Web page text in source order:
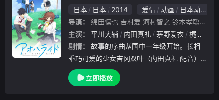
日本 日本 2014 爱情 动画
日本动漫
导演：
绵田慎也 吉村爱 河村智之 铃木孝聪 工藤
主演：
平川大辅 内田真礼 茅野爱衣 梶裕贵
剧情：
乖巧可爱的少女吉冈双叶（内田真礼 配音）
不擅长应付男生，总觉得男生很讨厌，唯独隔
壁班的田中，在她眼中是一个特别的存在。然
立即播放